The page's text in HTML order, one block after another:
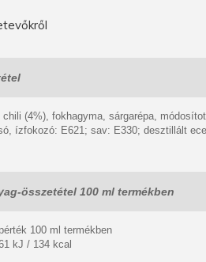
(4%), fokhagyma, sárgarépa,
ízfokozó: E621; sav: E330; desztillált
összetétel 100 ml termékben
100 ml termékben
kJ / 134 kcal